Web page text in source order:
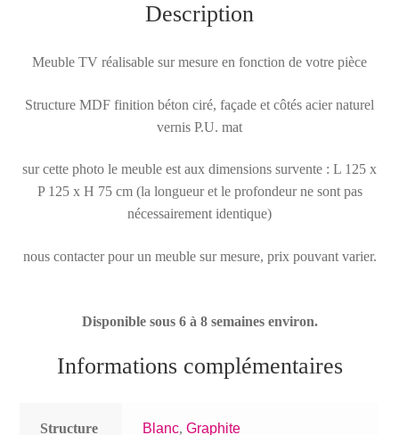
Description
Meuble TV réalisable sur mesure en fonction de votre pièce
Structure MDF finition béton ciré, façade et côtés acier naturel
vernis P.U. mat
sur cette photo le meuble est aux dimensions survente : L 125 x
P 125 x H 75 cm (la longueur et le profondeur ne sont pas
nécessairement identique)
nous contacter pour un meuble sur mesure, prix pouvant varier.
Disponible sous 6 à 8 semaines environ.
Informations complémentaires
Structure Blanc,Graphite